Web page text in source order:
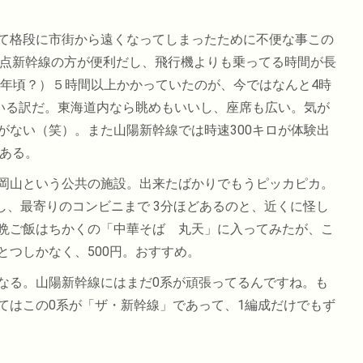
段に市街から遠くなってしまったために不便な事この
新幹線の方が便利だし、飛行機よりも乗ってる時間が長
頃？）５時間以上かかっていたのが、今ではなんと4時
訳だ。東海道内なら眺めもいいし、座席も広い。気が
い（笑）。また山陽新幹線では時速300キロが体験出
る。
という公共の施設。出来たばかりでもうピッカピカ。
最寄りのコンビニまで 3分ほどあるのと、近くに怪し
ご飯はちかくの「中華そば 丸天」に入ってみたが、こ
しかなく、500円。おすすめ。
。山陽新幹線にはまだ0系が頑張ってるんですね。も
はこの0系が「ザ・新幹線」であって、1編成だけでもず